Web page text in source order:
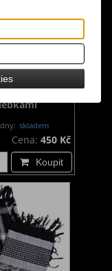
Palestina
s pirátskými
skladem
Cena: 450 Kč
Koupit